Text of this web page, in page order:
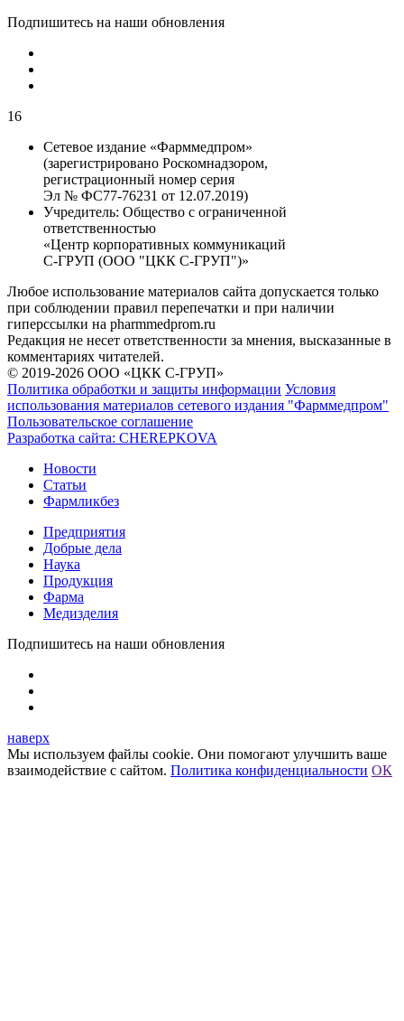
Подпишитесь на наши обновления
16
Сетевое издание «Фарммедпром»
(зарегистрировано Роскомнадзором,
регистрационный номер серия
Эл № ФС77-76231 от 12.07.2019)
Учредитель: Общество с ограниченной
ответственностью
«Центр корпоративных коммуникаций
С-ГРУП (ООО "ЦКК С-ГРУП")»
Любое использование материалов сайта допускается только
при соблюдении правил перепечатки и при наличии
гиперссылки на pharmmedprom.ru
Редакция не несет ответственности за мнения, высказанные в
комментариях читателей.
© 2019-2026 ООО «ЦКК С-ГРУП»
Политика обработки и защиты информации Условия
использования материалов сетевого издания "Фарммедпром"
Пользовательское соглашение
Разработка сайта: CHEREPKOVA
Новости
Статьи
Фармликбез
Предприятия
Добрые дела
Наука
Продукция
Фарма
Медизделия
Подпишитесь на наши обновления
наверх
Мы используем файлы cookie. Они помогают улучшить ваше
взаимодействие с сайтом. Политика конфиденциальности ОК